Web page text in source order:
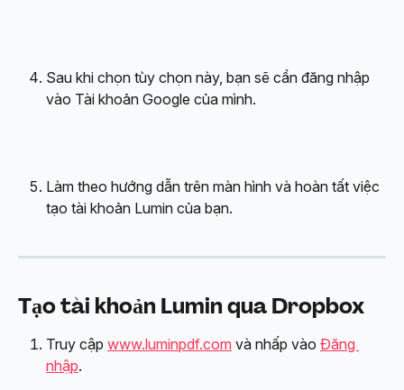
Sau khi chọn tùy chọn này, bạn sẽ cần đăng nhập
vào Tài khoản Google của mình.
Làm theo hướng dẫn trên màn hình và hoàn tất việc
tạo tài khoản Lumin của bạn.
Tạo tài khoản Lumin qua Dropbox
Truy cập www.luminpdf.com và nhấp vào Đăng
nhập.